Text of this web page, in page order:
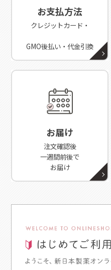
お支払方法
クレジットカード・
GMO後払い・代金引換
お届け
注文確認後
一週間前後で
お届け